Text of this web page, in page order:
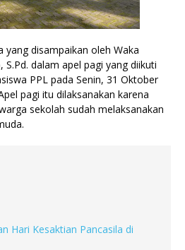
yang disampaikan oleh Waka
dalam apel pagi yang diikuti
PPL pada Senin, 31 Oktober
pagi itu dilaksanakan karena
sekolah sudah melaksanakan
Hari Kesaktian Pancasila di